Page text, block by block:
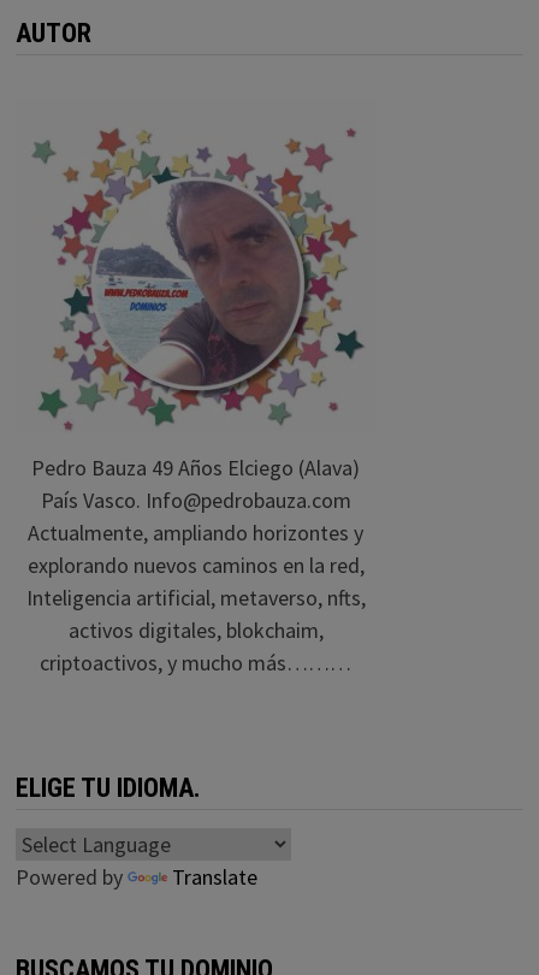
AUTOR
Pedro Bauza 49 Años Elciego (Alava)
País Vasco. Info@pedrobauza.com
Actualmente, ampliando horizontes y
explorando nuevos caminos en la red,
Inteligencia artificial, metaverso, nfts,
activos digitales, blokchaim,
criptoactivos, y mucho más………
ELIGE TU IDIOMA.
Powered by Translate